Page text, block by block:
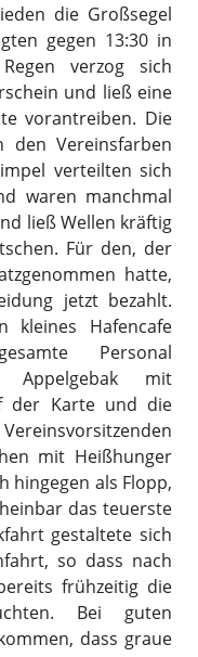
die Großsegel
gegen 13:30 in
verzog sich
und ließ eine
vorantreiben. Die
Vereinsfarben
verteilten sich
waren manchmal
ließ Wellen kräftig
Für den, der
hatte,
jetzt bezahlt.
Hafencafe
Personal
Appelgebak mit
der Karte und die
mit Heißhunger
hingegen als Flopp,
das teuerste
gestaltete sich
so dass nach
frühzeitig die
Bei guten
dass graue